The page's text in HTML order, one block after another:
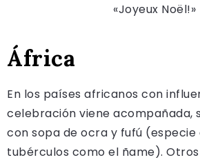
«Joyeux Noël!»
África
En los países africanos con
celebración viene acompañada,
con sopa de ocra y fufú (especie
tubérculos como el ñame).